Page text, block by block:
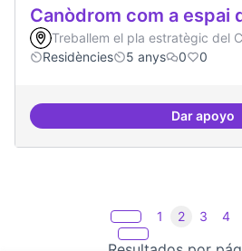
Canòdrom com a espai
Treballem el pla estratègic del
Residències
5 anys 0 0
Dar apoyo
1 2 3 4